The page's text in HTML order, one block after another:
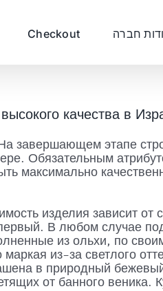
חברה Checkout
качества в
завершающем этапе
Обязательным
максимально
изделия зависит
В любом случае
из ольхи, по
из-за светлого
в природный
от банного